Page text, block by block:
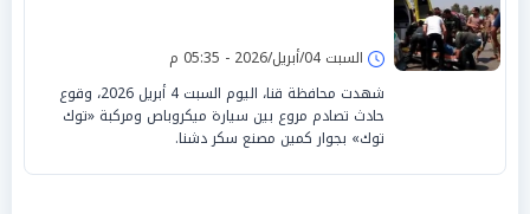
السبت 04/أبريل/2026 - 05:35 م
شهدت محافظة قنا، اليوم السبت 4 أبريل 2026، وقوع
حادث تصادم مروع بين سيارة ميكروباص ومركبة «توك
توك» بجوار كمين مصنع سكر دشنا.